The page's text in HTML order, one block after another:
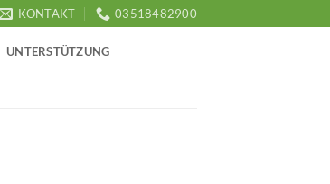
KONTAKT 03518482900
UNTERSTÜTZUNG